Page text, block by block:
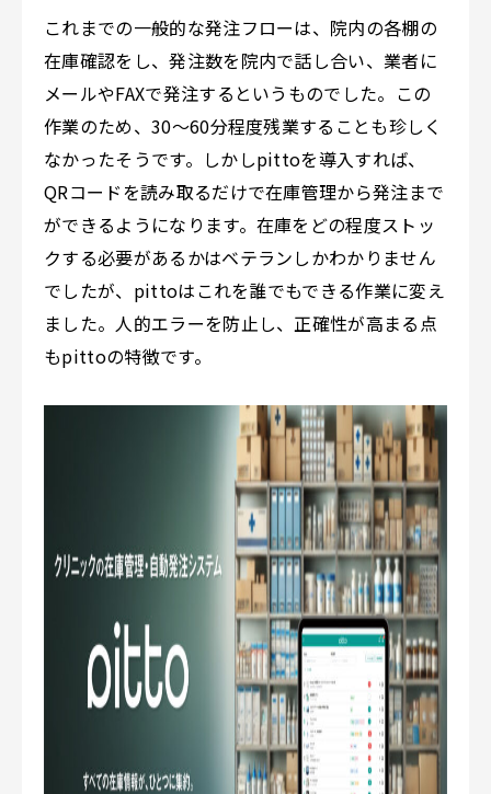
これまでの一般的な発注フローは、院内の各棚の
在庫確認をし、発注数を院内で話し合い、業者に
メールやFAXで発注するというものでした。この
作業のため、30〜60分程度残業することも珍しく
なかったそうです。しかしpittoを導入すれば、
QRコードを読み取るだけで在庫管理から発注まで
ができるようになります。在庫をどの程度ストッ
クする必要があるかはベテランしかわかりません
でしたが、pittoはこれを誰でもできる作業に変え
ました。人的エラーを防止し、正確性が高まる点
もpittoの特徴です。